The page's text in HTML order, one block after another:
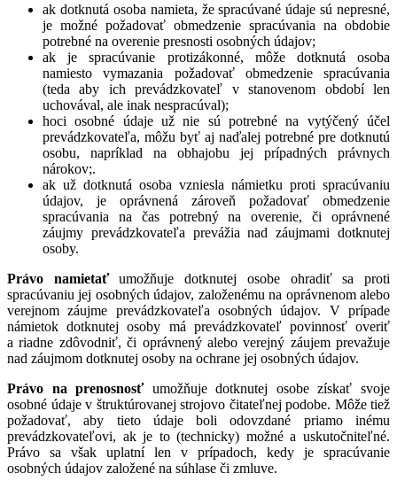
ak dotknutá osoba namieta, že spracúvané údaje sú nepresné,
je možné požadovať obmedzenie spracúvania na obdobie
potrebné na overenie presnosti osobných údajov;
ak je spracúvanie protizákonné, môže dotknutá osoba
namiesto vymazania požadovať obmedzenie spracúvania
(teda aby ich prevádzkovateľ v stanovenom období len
uchovával, ale inak nespracúval);
hoci osobné údaje už nie sú potrebné na vytýčený účel
prevádzkovateľa, môžu byť aj naďalej potrebné pre dotknutú
osobu, napríklad na obhajobu jej prípadných právnych
nárokov;.
ak už dotknutá osoba vzniesla námietku proti spracúvaniu
údajov, je oprávnená zároveň požadovať obmedzenie
spracúvania na čas potrebný na overenie, či oprávnené
záujmy prevádzkovateľa prevážia nad záujmami dotknutej
osoby.
Právo namietaťumožňuje dotknutej osobe ohradiť sa proti
spracúvaniu jej osobných údajov, založenému na oprávnenom alebo
verejnom záujme prevádzkovateľa osobných údajov. V prípade
námietok dotknutej osoby má prevádzkovateľ povinnosť overiť
a riadne zdôvodniť, či oprávnený alebo verejný záujem prevažuje
nad záujmom dotknutej osoby na ochrane jej osobných údajov.
Právo na prenosnosťumožňuje dotknutej osobe získať svoje
osobné údaje v štruktúrovanej strojovo čitateľnej podobe. Môže tiež
požadovať, aby tieto údaje boli odovzdané priamo inému
prevádzkovateľovi, ak je to (technicky) možné a uskutočniteľné.
Právo sa však uplatní len v prípadoch, kedy je spracúvanie
osobných údajov založené na súhlase či zmluve.